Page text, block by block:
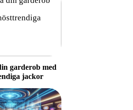
garderob med
jackor